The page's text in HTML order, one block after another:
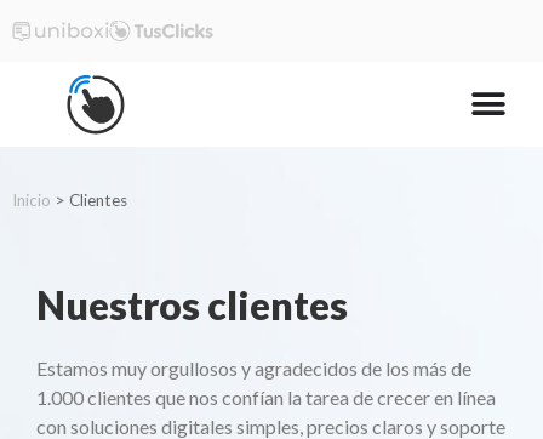
Nuestros clientes
Estamos muy orgullosos y agradecidos de los más de
1.000 clientes que nos confían la tarea de crecer en línea
con soluciones digitales simples, precios claros y soporte
Inicio > Clientes